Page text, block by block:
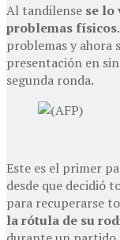
Al tandilense se lo
problemas físicos
problemas y ahora
presentación en
segunda ronda.
Este es el primer
desde que decidió
para recuperarse
la rótula de su